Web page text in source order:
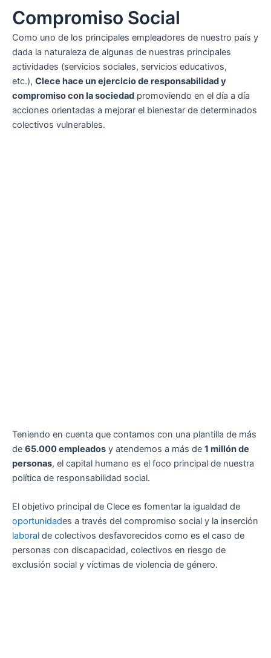
Compromiso Social
Como uno de los principales empleadores de nuestro país y
dada la naturaleza de algunas de nuestras principales
actividades (servicios sociales, servicios educativos,
etc.), Clece hace un ejercicio de responsabilidad y
compromiso con la sociedad promoviendo en el día a día
acciones orientadas a mejorar el bienestar de determinados
colectivos vulnerables.
Teniendo en cuenta que contamos con una plantilla de más
de 65.000 empleados y atendemos a más de 1 millón de
personas, el capital humano es el foco principal de nuestra
política de responsabilidad social.
El objetivo principal de Clece es fomentar la igualdad de
oportunidades a través del compromiso social y la inserción
laboral de colectivos desfavorecidos como es el caso de
personas con discapacidad, colectivos en riesgo de
exclusión social y víctimas de violencia de género.